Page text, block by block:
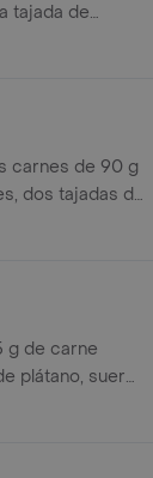
tajada de
tocineta,
carnes de 90 g
dos tajadas de
cebolla grillé,
g de carne
plátano, suero,
y salsa blanca